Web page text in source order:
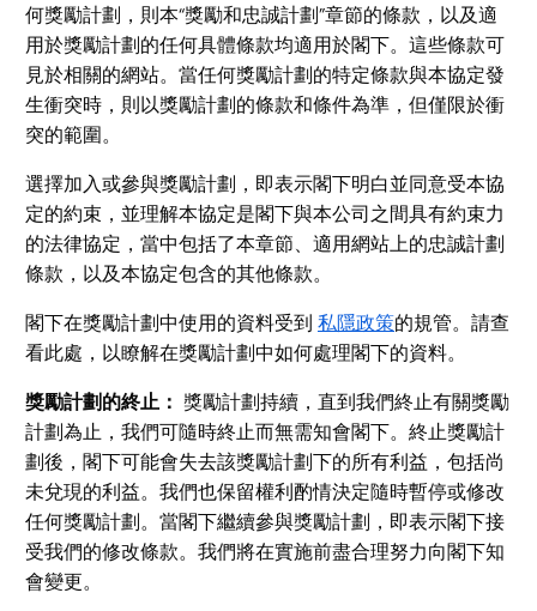
何獎勵計劃，則本“獎勵和忠誠計劃”章節的條款，以及適
用於獎勵計劃的任何具體條款均適用於閣下。這些條款可
見於相關的網站。當任何獎勵計劃的特定條款與本協定發
生衝突時，則以獎勵計劃的條款和條件為準，但僅限於衝
突的範圍。
選擇加入或參與獎勵計劃，即表示閣下明白並同意受本協
定的約束，並理解本協定是閣下與本公司之間具有約束力
的法律協定，當中包括了本章節、適用網站上的忠誠計劃
條款，以及本協定包含的其他條款。
閣下在獎勵計劃中使用的資料受到 私隱政策的規管。請查
看此處，以瞭解在獎勵計劃中如何處理閣下的資料。
獎勵計劃的終止： 獎勵計劃持續，直到我們終止有關獎勵
計劃為止，我們可隨時終止而無需知會閣下。終止獎勵計
劃後，閣下可能會失去該獎勵計劃下的所有利益，包括尚
未兌現的利益。我們也保留權利酌情決定隨時暫停或修改
任何獎勵計劃。當閣下繼續參與獎勵計劃，即表示閣下接
受我們的修改條款。我們將在實施前盡合理努力向閣下知
會變更。